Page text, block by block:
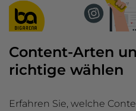
Content-Arten
richtige wählen
Erfahren Sie, welche